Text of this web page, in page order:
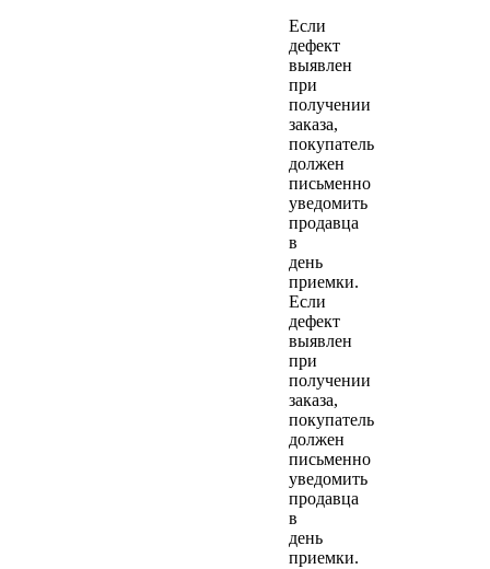
Если
дефект
выявлен
при
получении
заказа,
покупатель
должен
письменно
уведомить
продавца
в
день
приемки.
Если
дефект
выявлен
при
получении
заказа,
покупатель
должен
письменно
уведомить
продавца
в
день
приемки.